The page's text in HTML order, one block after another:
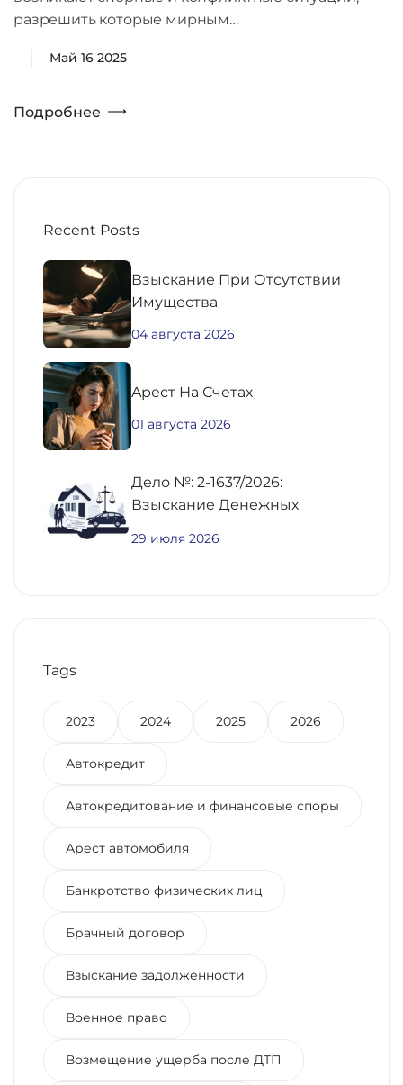
разрешить которые мирным…
Май 16 2025
Подробнее
Recent Posts
Взыскание При Отсутствии
Имущества
04 августа 2026
Aрест На Счетах
01 августа 2026
Дело №: 2-1637/2026:
Взыскание Денежных
29 июля 2026
Tags
2023 2024 2025 2026
Автокредит
Автокредитование и финансовые споры
Арест автомобиля
Банкротство физических лиц
Брачный договор
Взыскание задолженности
Военное право
Возмещение ущерба после ДТП